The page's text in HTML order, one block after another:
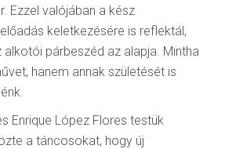
Ezzel valójában a kész
keletkezésére is reflektál,
alkotói párbeszéd az alapja. Mintha
hanem annak születését is
Enrique López Flores testük
a táncosokat, hogy új